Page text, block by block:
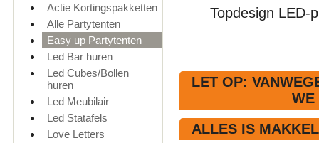
Actie Kortingspakketten
Alle Partytenten
Easy up Partytenten
Led Bar huren
Led Cubes/Bollen
huren
Led Meubilair
Led Statafels
Love Letters
Topdesign LED-
LET OP:
ALLES IS